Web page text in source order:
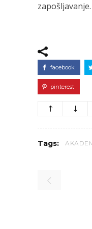
zapošljavanje.
facebook
pinterest
Tags: